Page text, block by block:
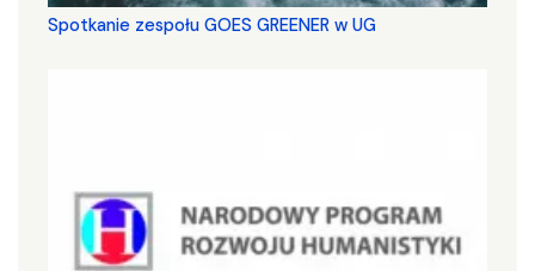
Spotkanie zespołu GOES GREENER w UG